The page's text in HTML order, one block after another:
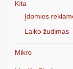
Kita
Įdomios
Laiko žudimas
Mikro